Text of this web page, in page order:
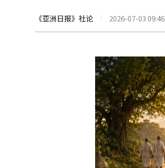
《亚洲日报》社论 2026-07-03 09:46